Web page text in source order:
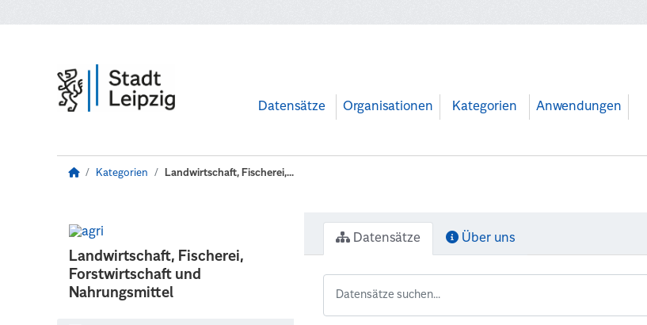
Datensätze Organisationen Kategorien Anwendungen
Kategorien Landwirtschaft, Fischerei,...
Landwirtschaft, Fischerei,
Forstwirtschaft und
Nahrungsmittel
Datensätze Über uns